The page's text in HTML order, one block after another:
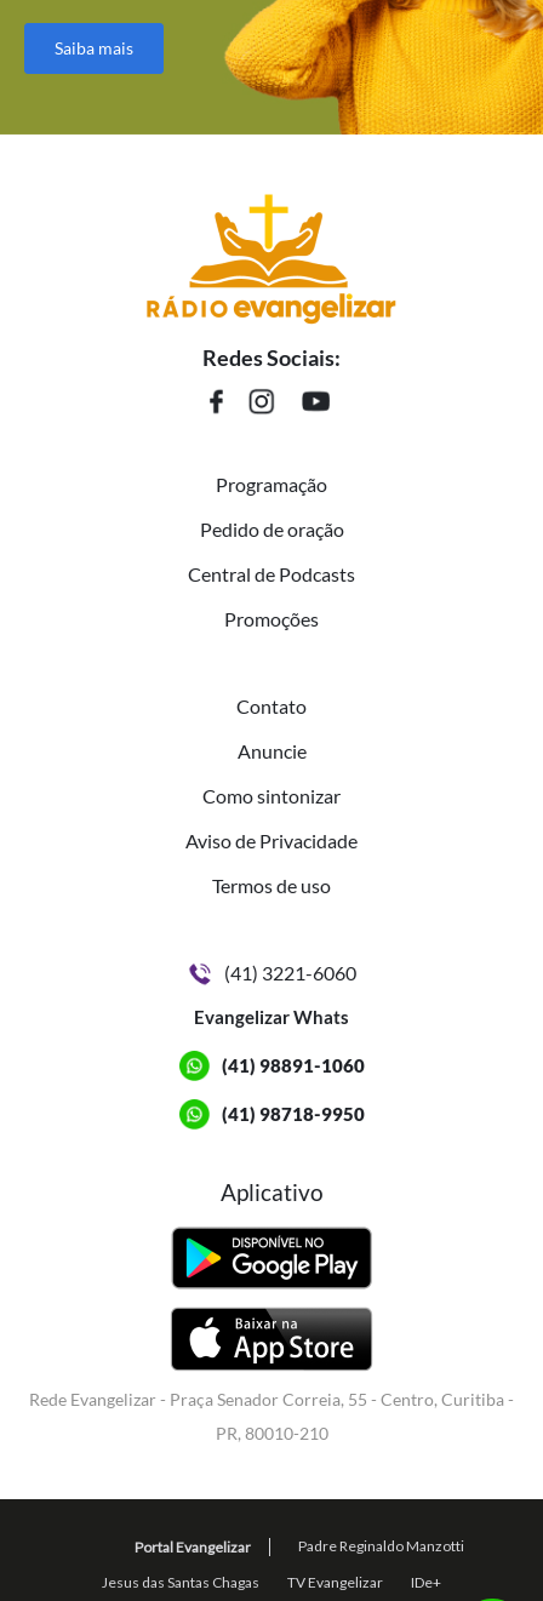
Saiba mais
Redes Sociais:
Programação
Pedido de oração
Central de Podcasts
Promoções
Contato
Anuncie
Como sintonizar
Aviso de Privacidade
Termos de uso
(41) 3221-6060
Evangelizar Whats
(41) 98891-1060
(41) 98718-9950
Aplicativo
Rede Evangelizar - Praça Senador Correia, 55 - Centro, Curitiba -
PR, 80010-210